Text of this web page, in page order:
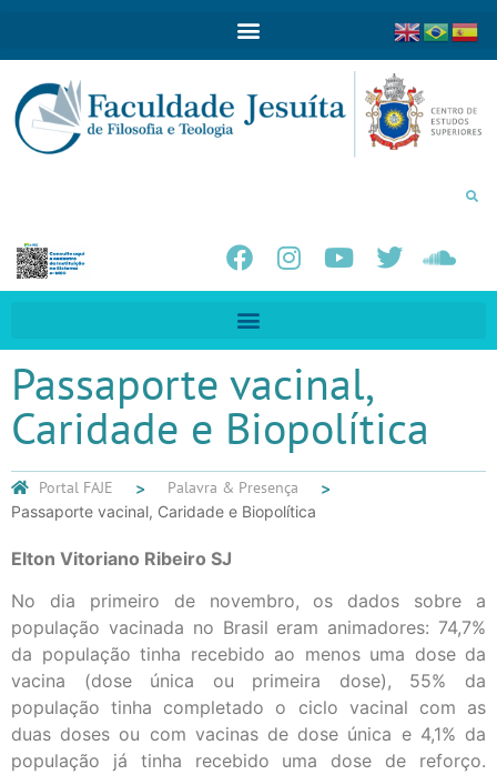
Passaporte vacinal,
Caridade e Biopolítica
Portal FAJE Palavra & Presença
Passaporte vacinal, Caridade e Biopolítica
Elton Vitoriano Ribeiro SJ
No dia primeiro de novembro, os dados sobre a
população vacinada no Brasil eram animadores: 74,7%
da população tinha recebido ao menos uma dose da
vacina (dose única ou primeira dose), 55% da
população tinha completado o ciclo vacinal com as
duas doses ou com vacinas de dose única e 4,1% da
população já tinha recebido uma dose de reforço.